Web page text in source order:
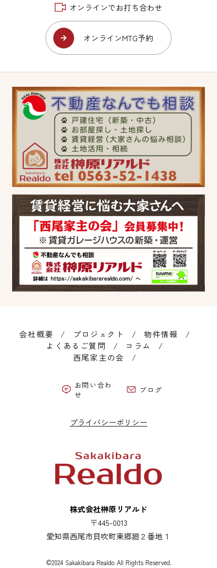
オンラインでお打ち合わせ
オンラインMTG予約
株式会社榊原リアルド
〒445-0013
愛知県西尾市貝吹町東郷廻２番地１
©2024 Sakakibara Realdo All Rights Reserved.
会社概要 プロジェクト
物件情報
よくあるご質問
コラム
西尾家主の会
お問い合わ
せ
ブログ
プライバシーポリシー